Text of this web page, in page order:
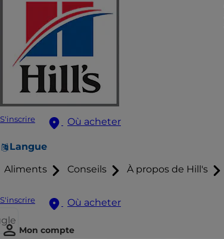
S'inscrire Où acheter
Langue
Aliments Conseils À propos de Hill's
S'inscrire
Où acheter
Mon compte